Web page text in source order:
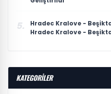
5.
Hradec Kralove -
Hradec Kralove -
KATEGORİLER